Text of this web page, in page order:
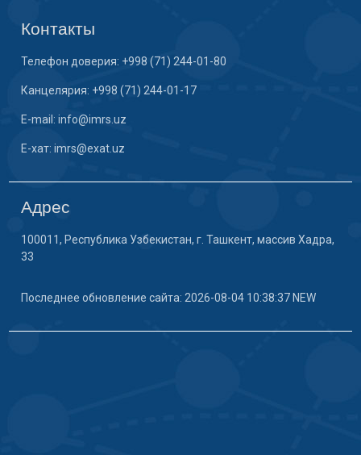
Контакты
Телефон доверия: +998 (71) 244-01-80
Канцелярия: +998 (71) 244-01-17
E-mail: info@imrs.uz
E-хат: imrs@exat.uz
Адрес
100011, Республика Узбекистан, г. Ташкент, массив Хадра,
33
Последнее обновление сайта: 2026-08-04 10:38:37 NEW